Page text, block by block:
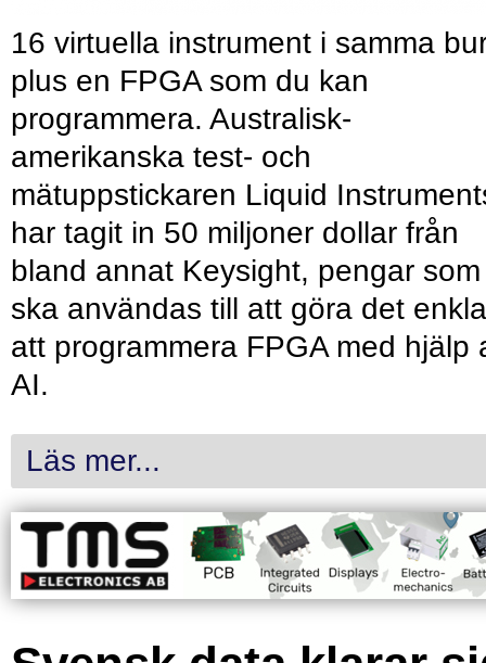
16 virtuella instrument i samma
plus en FPGA som du kan
programmera. Australisk-
amerikanska test- och
mätuppstickaren Liquid
har tagit in 50 miljoner dollar från
bland annat Keysight, pengar som
ska användas till att göra det
att programmera FPGA med hjälp
AI.
Läs mer...